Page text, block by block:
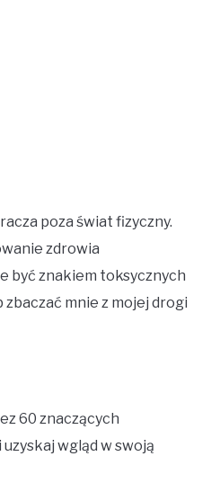
poza świat fizyczny.
zdrowia
być znakiem toksycznych
zbaczać mnie z mojej drogi
60 znaczących
wgląd w swoją